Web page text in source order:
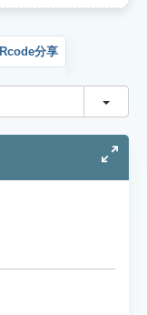
分享
切換